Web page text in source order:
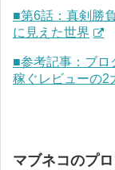
■第6話：真剣勝
に見えた世界
■参考記事：ブロ
稼ぐレビューの2
マブネコのプ